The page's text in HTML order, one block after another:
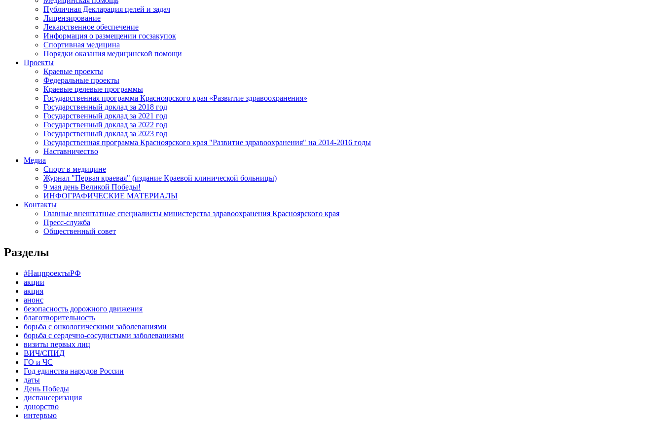
Публичная Декларация целей и задач
Лицензирование
Лекарственное обеспечение
Информация о размещении госзакупок
Спортивная медицина
Порядки оказания медицинской помощи
Проекты
Краевые проекты
Федеральные проекты
Краевые целевые программы
Государственная программа Красноярского края «Развитие здравоохранения»
Государственный доклад за 2018 год
Государственный доклад за 2021 год
Государственный доклад за 2022 год
Государственный доклад за 2023 год
Государственная программа Красноярского края "Развитие здравоохранения" на 2014-2016 годы
Наставничество
Медиа
Спорт в медицине
Журнал "Первая краевая" (издание Краевой клинической больницы)
9 мая день Великой Победы!
ИНФОГРАФИЧЕСКИЕ МАТЕРИАЛЫ
Контакты
Главные внештатные специалисты министерства здравоохранения Красноярского края
Пресс-служба
Общественный совет
Разделы
#НацпроектыРФ
акции
акция
анонс
безопасность дорожного движения
благотворительность
борьба с онкологическими заболеваниями
борьба с сердечно-сосудистыми заболеваниями
визиты первых лиц
ВИЧ/СПИД
ГО и ЧС
Год единства народов России
даты
День Победы
диспансеризация
донорство
интервью